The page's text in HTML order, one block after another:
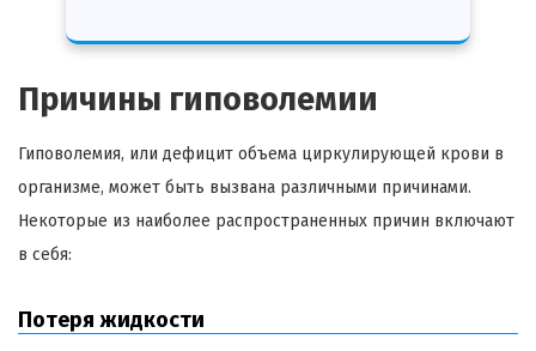
Причины гиповолемии
Гиповолемия, или дефицит объема циркулирующей крови в
организме, может быть вызвана различными причинами.
Некоторые из наиболее распространенных причин включают
в себя:
Потеря жидкости